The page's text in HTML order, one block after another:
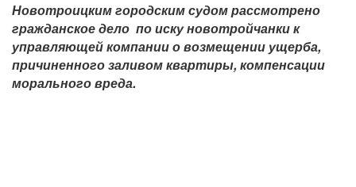
Новотроицким городским судом рассмотрено
гражданское дело по иску новотройчанки к
управляющей компании о возмещении ущерба,
причиненного заливом квартиры, компенсации
морального вреда.